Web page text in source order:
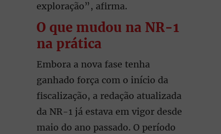
exploração”, afirma.
O que mudou na NR-1
na prática
Embora a nova fase tenha
ganhado força com o início da
fiscalização, a redação atualizada
da NR-1 já estava em vigor desde
maio do ano passado. O período